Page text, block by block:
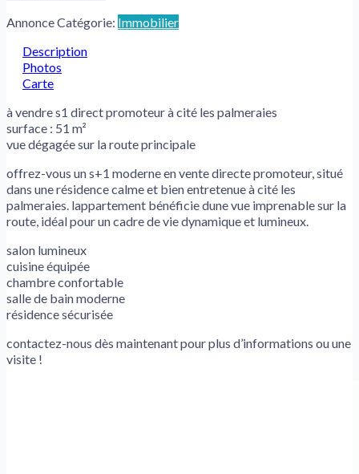
Annonce Catégorie: Immobilier
Description
Photos
Carte
à vendre s1 direct promoteur à cité les palmeraies
surface : 51 m²
vue dégagée sur la route principale
offrez-vous un s+1 moderne en vente directe promoteur, situé
dans une résidence calme et bien entretenue à cité les
palmeraies. lappartement bénéficie dune vue imprenable sur la
route, idéal pour un cadre de vie dynamique et lumineux.
salon lumineux
cuisine équipée
chambre confortable
salle de bain moderne
résidence sécurisée
contactez-nous dès maintenant pour plus d’informations ou une
visite !